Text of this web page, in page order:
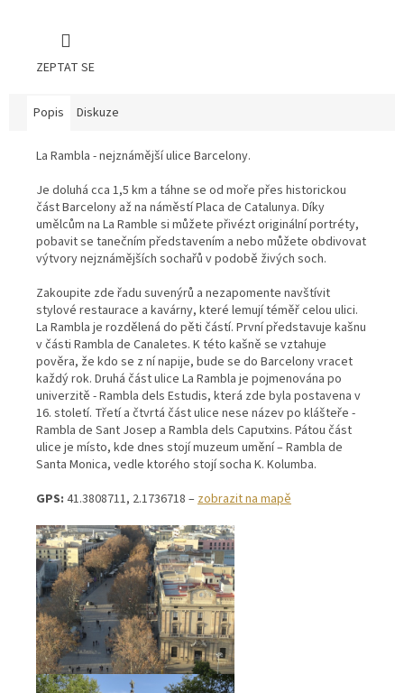
ZEPTAT SE
Popis Diskuze
La Rambla - nejznámější ulice Barcelony.
Je doluhá cca 1,5 km a táhne se od moře přes historickou
část Barcelony až na náměstí Placa de Catalunya. Díky
umělcům na La Ramble si můžete přivézt originální portréty,
pobavit se tanečním představením a nebo můžete obdivovat
výtvory nejznámějších sochařů v podobě živých soch.
Zakoupite zde řadu suvenýrů a nezapomente navštívit
stylové restaurace a kavárny, které lemují téměř celou ulici.
La Rambla je rozdělená do pěti částí. První představuje kašnu
v části Rambla de Canaletes. K této kašně se vztahuje
pověra, že kdo se z ní napije, bude se do Barcelony vracet
každý rok. Druhá část ulice La Rambla je pojmenována po
univerzitě - Rambla dels Estudis, která zde byla postavena v
16. století. Třetí a čtvrtá část ulice nese název po klášteře -
Rambla de Sant Josep a Rambla dels Caputxins. Pátou část
ulice je místo, kde dnes stojí muzeum umění – Rambla de
Santa Monica, vedle ktorého stojí socha K. Kolumba.
GPS: 41.3808711, 2.1736718 –zobrazit na mapě